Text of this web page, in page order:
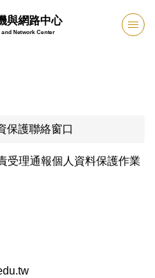
與網路中心
and Network Center
保護聯絡窗口
受理通報個人資料保護作業